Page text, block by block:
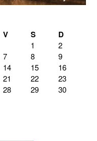
V S D
1
2
7 8
9
14 15
16
21 22
23
28 29
30